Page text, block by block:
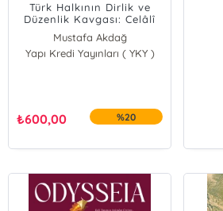
Türk Halkının Dirlik ve
Düzenlik Kavgası: Celâlî
İsyanları
Mustafa Akdağ
Yapı Kredi Yayınları ( YKY )
₺600,00 %20